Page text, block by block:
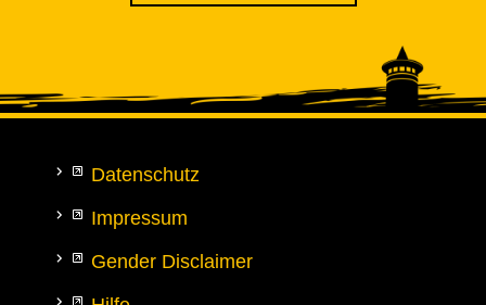
Datenschutz
Impressum
Gender Disclaimer